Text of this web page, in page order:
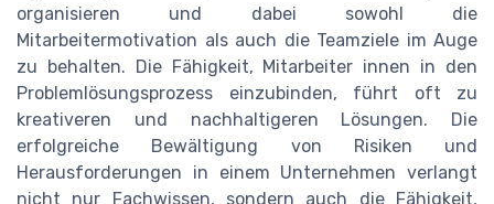
organisieren und dabei sowohl die
Mitarbeitermotivation als auch die Teamziele im Auge
zu behalten. Die Fähigkeit, Mitarbeiter innen in den
Problemlösungsprozess einzubinden, führt oft zu
kreativeren und nachhaltigeren Lösungen. Die
erfolgreiche Bewältigung von Risiken und
Herausforderungen in einem Unternehmen verlangt
nicht nur Fachwissen, sondern auch die Fähigkeit,